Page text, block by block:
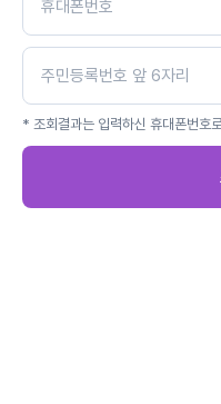
* 조회결과는 입력하신 휴대폰번호